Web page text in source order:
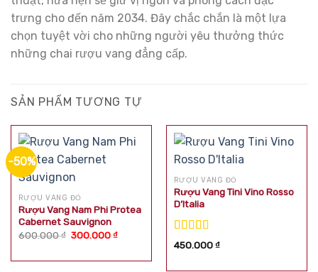
trưng cho đến năm 2034. Đây chắc chắn là một lựa
chọn tuyệt vời cho những người yêu thưởng thức
những chai rượu vang đẳng cấp.
SẢN PHẨM TƯƠNG TỰ
-50%
RƯỢU VANG ĐỎ
Rượu Vang Nam Phi Protea
Cabernet Sauvignon
600.000₫ Giá
600.000 ₫.
300.000₫Giá
là:
RƯỢU VANG ĐỎ
Rượu Vang Tini Vino Rosso
D’Italia
Được xếp
450.000₫